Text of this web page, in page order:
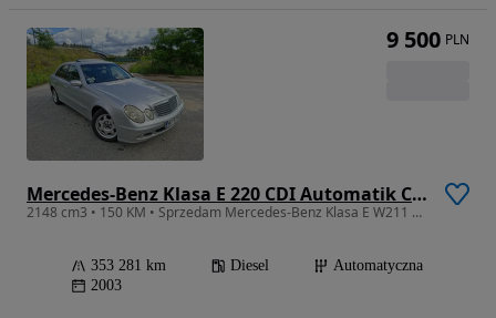
Mercedes-Benz Klasa E 220 CDI Automatik Classic
2148 cm3 • 150 KM • Sprzedam Mercedes-Benz Klasa E W211 2.2CDI
353 281 km Diesel
Automatyczna
2003
9 500 PLN